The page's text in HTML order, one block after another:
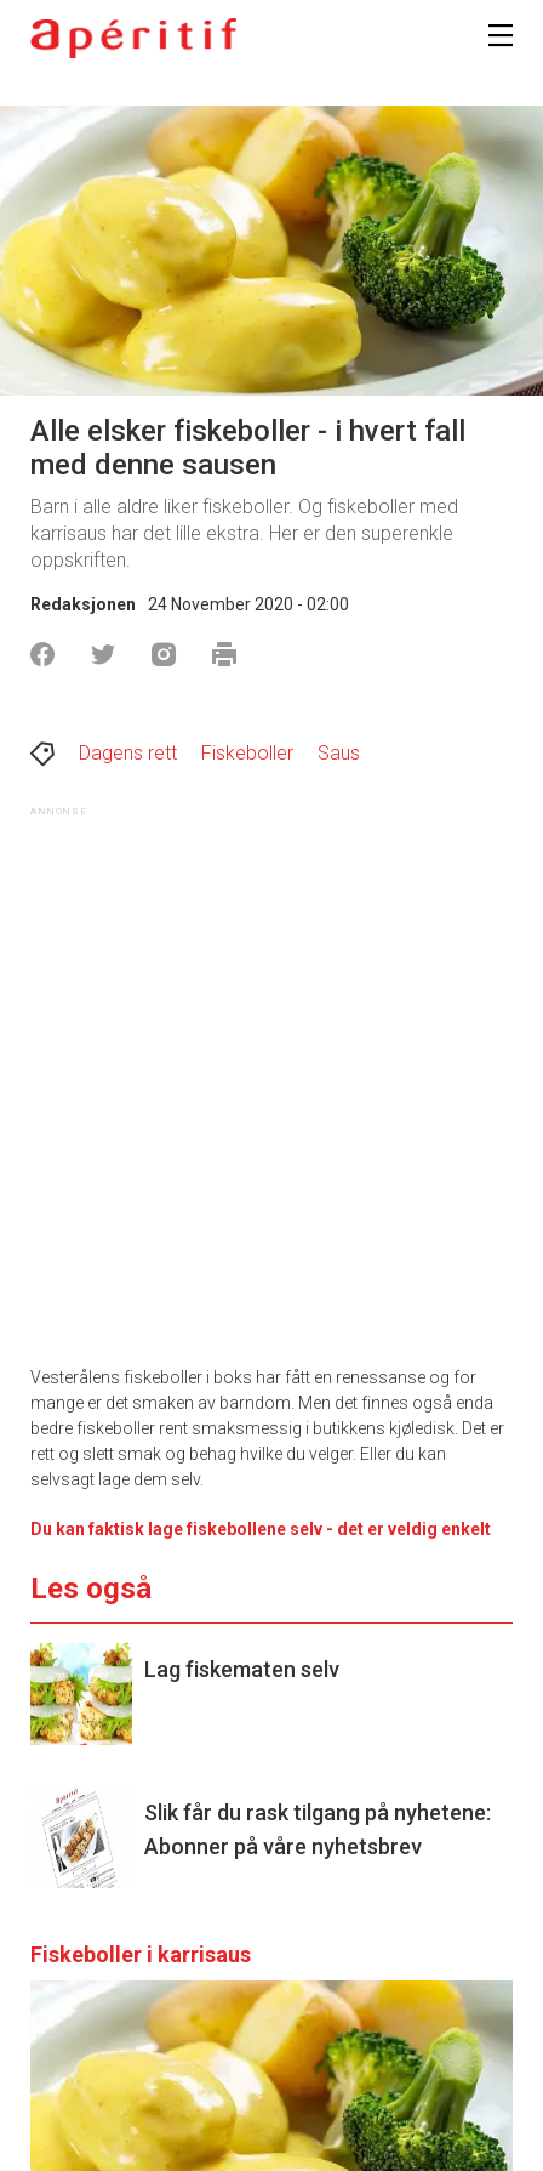
Alle elsker fiskeboller - i hvert fall
med denne sausen
Barn i alle aldre liker fiskeboller. Og fiskeboller med
karrisaus har det lille ekstra. Her er den superenkle
oppskriften.
Redaksjonen 24 November 2020 - 02:00
Dagens rett Fiskeboller Saus
Vesterålens fiskeboller i boks har fått en renessanse og for
mange er det smaken av barndom. Men det finnes også enda
bedre fiskeboller rent smaksmessig i butikkens kjøledisk. Det er
rett og slett smak og behag hvilke du velger. Eller du kan
selvsagt lage dem selv.
Du kan faktisk lage fiskebollene selv - det er veldig enkelt
Les også
Lag fiskematen selv
Slik får du rask tilgang på nyhetene:
Abonner på våre nyhetsbrev
Fiskeboller i karrisaus